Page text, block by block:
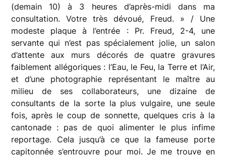
(demain 10) à 3 heures d’après-midi dans ma
consultation. Votre très dévoué, Freud. » / Une
modeste plaque à l’entrée : Pr. Freud, 2-4, une
servante qui n’est pas spécialement jolie, un salon
d’attente aux murs décorés de quatre gravures
faiblement allégoriques : l’Eau, le Feu, la Terre et l’Air,
et d’une photographie représentant le maître au
milieu de ses collaborateurs, une dizaine de
consultants de la sorte la plus vulgaire, une seule
fois, après le coup de sonnette, quelques cris à la
cantonade : pas de quoi alimenter le plus infime
reportage. Cela jusqu’à ce que la fameuse porte
capitonnée s’entrouvre pour moi. Je me trouve en